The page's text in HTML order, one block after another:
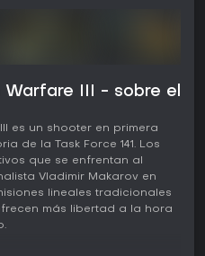
III - sobre el
es un shooter en primera
de la Task Force 141. Los
que se enfrentan al
Vladimir Makarov en
lineales tradicionales
más libertad a la hora